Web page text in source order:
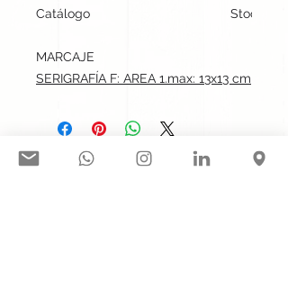
Catálogo
Stock
MARCAJE
SERIGRAFÍA F: AREA 1.max: 13x13 cm
Síguenos en nuestras redes